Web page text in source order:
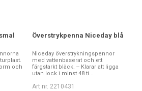
och
Överstrykpenna Niceday blå
Niceday överstrykningspennor
med vattenbaserat och ett
färgstarkt bläck. -- Klarar att ligga
utan lock i minst 48 ti...
Art nr. 2210431